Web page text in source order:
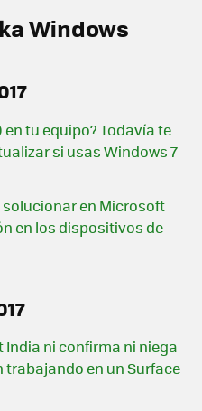
Windows
en tu equipo? Todavía te
si usas Windows 7
en Microsoft
en los dispositivos de
India ni confirma ni niega
en un Surface